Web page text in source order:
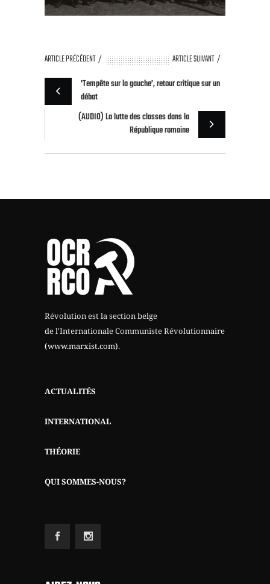
ARTICLE PRÉCÉDENT
ARTICLE SUIVANT
'Tempête sur la gauche’, retour critique sur un
débat
(AUDIO) La lutte des classes dans la
République romaine
Révolution est la section belge
de l'Internationale Communiste Révolutionnaire
(www.marxist.com).
ACTUALITÉS
INTERNATIONAL
THÉORIE
QUI SOMMES-NOUS?